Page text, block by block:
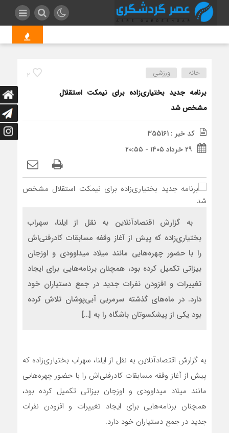
ناشران به
2 خانه ورزشی
برنامه جدید بختیاری‌زاده برای نیمکت استقلال
مشخص شد
کد خبر : 355161
۲۹ خرداد ۱۴۰۵ - ۲۰:۵۵
به گزارش اقتصادآنلاین به نقل از ایلنا، سهراب
بختیاری‌زاده که پیش از آغاز وقفه مسابقات کادرفنی‌اش
را با حضور چهره‌هایی مانند میلاد میداوودی و اوزجان
بیزاتی تکمیل کرده بود، همچنان برنامه‌هایی برای ایجاد
تغییرات و افزودن نفرات جدید در جمع دستیاران خود
دارد. در ماه‌های گذشته سرمربی آبی‌پوشان تلاش کرده
بود یکی از پیشکسوتان باشگاه را به […]
به گزارش اقتصادآنلاین به نقل از ایلنا، سهراب بختیاری‌زاده که
پیش از آغاز وقفه مسابقات کادرفنی‌اش را با حضور چهره‌هایی
مانند میلاد میداوودی و اوزجان بیزاتی تکمیل کرده بود،
همچنان برنامه‌هایی برای ایجاد تغییرات و افزودن نفرات
جدید در جمع دستیاران خود دارد.